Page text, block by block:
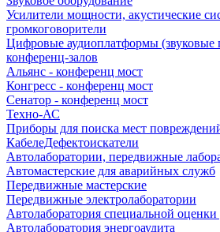
Усилители мощности, акустические
громкоговорители
Цифровые аудиоплатформы (звуковые
конференц-залов
Альянс - конференц мост
Конгресс - конференц мост
Сенатор - конференц мост
Техно-АС
Приборы для поиска мест
КабелеДефектоискатели
Автолаборатории, передвижные
Автомастерские для аварийных служб
Передвижные мастерские
Передвижные электролаборатории
Автолаборатория специальной оценки
Автолаборатория энергоаудита